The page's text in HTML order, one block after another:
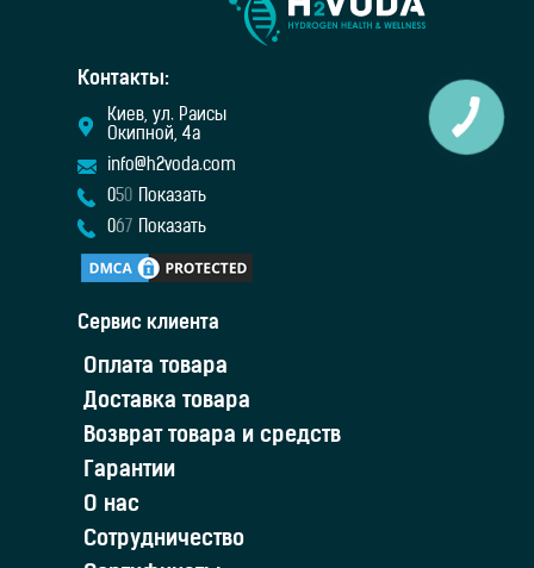
Контакты:
Киев, ул. Раисы
Окипной, 4а
info@h2voda.com
050
Показать
067 Показать
Сервис клиента
Оплата товара
Доставка товара
Возврат товара и средств
Гарантии
О нас
Сотрудничество